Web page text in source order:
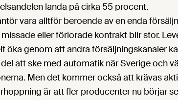
landa på cirka 55 procent.
vara alltför beroende av en enda
eller förlorade kontrakt blir stor.
öka genom att andra försäljningskanaler
att ske med automatik när Sverige och
Men det kommer också att krävas
är att fler producenter nu börjar